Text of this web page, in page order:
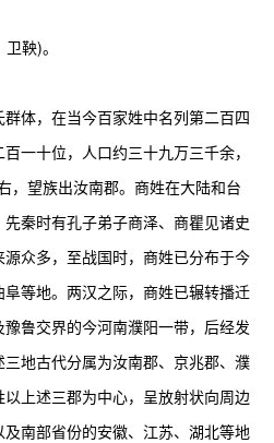
鞅)。
体，在当今百家姓中名列第二百四
一十位，人口约三十九万三千余，
，望族出汝南郡。商姓在大陆和台
秦时有孔子弟子商泽、商瞿见诸史
众多，至战国时，商姓已分布于今
等地。两汉之际，商姓已辗转播迁
鲁交界的今河南濮阳一带，后经发
地古代分属为汝南郡、京兆郡、濮
上述三郡为中心，呈放射状向周边
南部省份的安徽、江苏、湖北等地